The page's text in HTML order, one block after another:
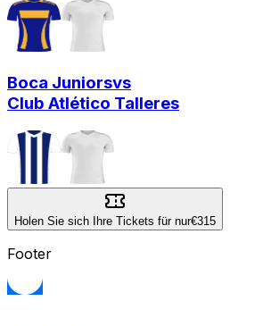
Boca Juniorsvs
Club Atlético Talleres
Holen Sie sich Ihre Tickets für nur€315
Footer